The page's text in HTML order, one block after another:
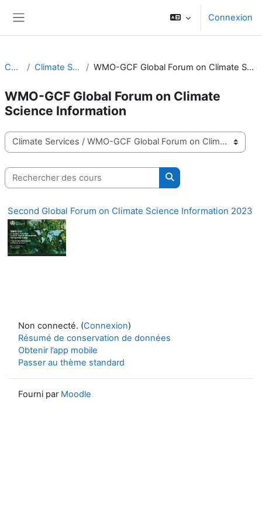
Connexion
Cours Climate Services WMO-GCF Global Forum on Climate Science Information
WMO-GCF Global Forum on Climate
Science Information
Catégories de cours
Rechercher des cours
Rechercher des cours
Second Global Forum on Climate Science Information 2023
Non connecté. (Connexion)
Résumé de conservation de données
Obtenir l’app mobile
Passer au thème standard
Fourni par Moodle